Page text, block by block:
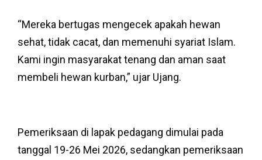
“Mereka bertugas mengecek apakah hewan
sehat, tidak cacat, dan memenuhi syariat Islam.
Kami ingin masyarakat tenang dan aman saat
membeli hewan kurban,” ujar Ujang.
Pemeriksaan di lapak pedagang dimulai pada
tanggal 19-26 Mei 2026, sedangkan pemeriksaan